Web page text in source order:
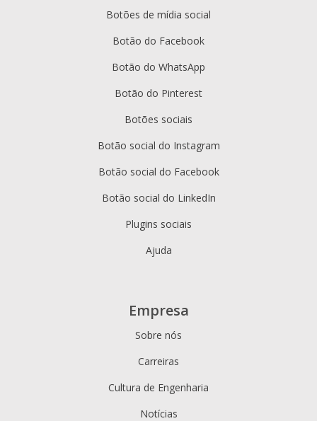
Botões de mídia social
Botão do Facebook
Botão do WhatsApp
Botão do Pinterest
Botões sociais
Botão social do Instagram
Botão social do Facebook
Botão social do LinkedIn
Plugins sociais
Ajuda
Empresa
Sobre nós
Carreiras
Cultura de Engenharia
Notícias